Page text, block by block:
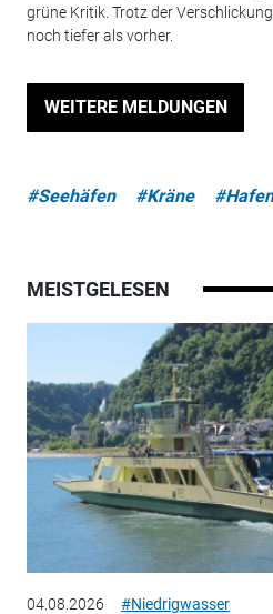
grüne Kritik. Trotz der
noch tiefer als vorher.
WEITERE MELDUNGEN
#Seehäfen #Kräne
MEISTGELESEN
04.08.2026 #Niedrigwasser